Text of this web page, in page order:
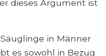
dieses Argument ist
in Männer
es sowohl in Bezug